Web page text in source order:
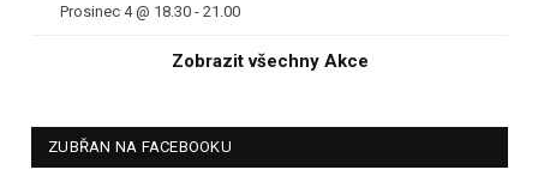
Prosinec 4 @ 18.30 - 21.00
Zobrazit všechny Akce
ZUBŘAN NA FACEBOOKU